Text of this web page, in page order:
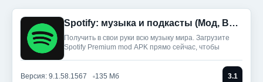
Spotify: музыка и подкасты (Мод, Всё разблокировано)
Получить в свои руки всю музыку мира. Загрузите
Spotify Premium mod APK прямо сейчас, чтобы
Версия: 9.1.58.1567 135 Мб 3.1